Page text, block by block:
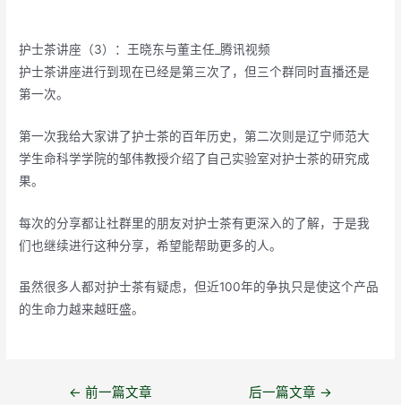
护士茶讲座（3）：王晓东与董主任_腾讯视频
护士茶讲座进行到现在已经是第三次了，但三个群同时直播还是
第一次。
第一次我给大家讲了护士茶的百年历史，第二次则是辽宁师范大
学生命科学学院的邹伟教授介绍了自己实验室对护士茶的研究成
果。
每次的分享都让社群里的朋友对护士茶有更深入的了解，于是我
们也继续进行这种分享，希望能帮助更多的人。
虽然很多人都对护士茶有疑虑，但近100年的争执只是使这个产品
的生命力越来越旺盛。
← 前一篇文章 后一篇文章 →